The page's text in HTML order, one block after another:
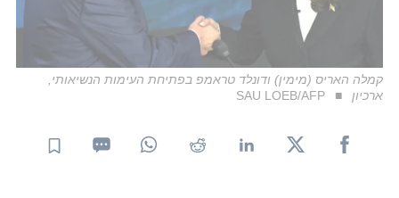
קמלה האריס (מימין) ודונלד טראמפ בפתיחת העימות הנשיאותי,
ארכיון
SAU LOEB/AFP